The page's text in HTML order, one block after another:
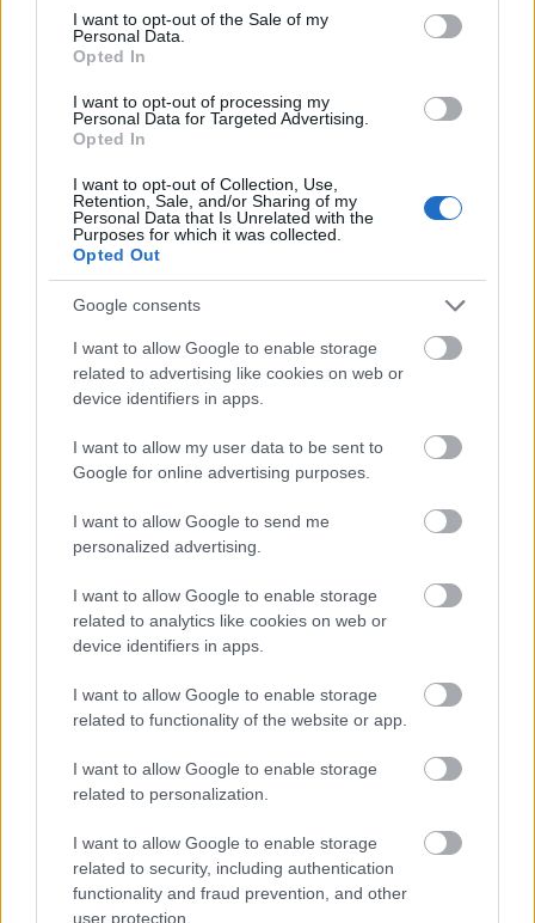
consent section.
I want to opt-out of the Sale of my
Personal Data.
Opted In
I want to opt-out of processing my
Personal Data for Targeted Advertising.
Opted In
I want to opt-out of Collection, Use,
Retention, Sale, and/or Sharing of my
Personal Data that Is Unrelated with the
Purposes for which it was collected.
Opted Out
Google consents
I want to allow Google to enable storage
related to advertising like cookies on web or
device identifiers in apps.
I want to allow my user data to be sent to
Google for online advertising purposes.
I want to allow Google to send me
personalized advertising.
I want to allow Google to enable storage
related to analytics like cookies on web or
device identifiers in apps.
I want to allow Google to enable storage
related to functionality of the website or app.
I want to allow Google to enable storage
related to personalization.
I want to allow Google to enable storage
related to security, including authentication
functionality and fraud prevention, and other
user protection.
Ültetés a Márgában
Megyeri Szabolcs •2012. július 01.
Márga utcai Kiscsoportos Lakóotthon udvarát
szépítette meg a lakók segítségével, akik a
barátságos családi házat maguk közt csak „Márga”
néven emlegetik. Az otthon lakói korábban is
jeleskedtek a kert karbantartásában,…
Pörgés a Lecsóskertben
Megyeri Szabolcs•2012. május 27.